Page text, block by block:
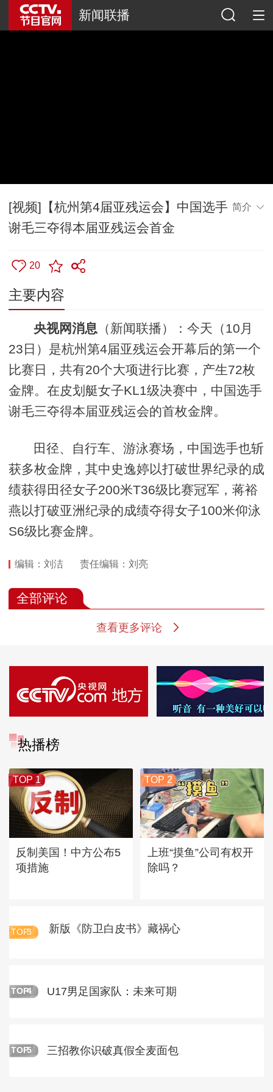
新闻联播
[视频]【杭州第4届亚残运会】中国选手
谢毛三夺得本届亚残运会首金
简介
20
主要内容
央视网消息 （新闻联播）：今天（10月
23日）是杭州第4届亚残运会开幕后的第一个
比赛日，共有20个大项进行比赛，产生72枚
金牌。在皮划艇女子KL1级决赛中，中国选手
谢毛三夺得本届亚残运会的首枚金牌。
田径、自行车、游泳赛场，中国选手也斩
获多枚金牌，其中史逸婷以打破世界纪录的成
绩获得田径女子200米T36级比赛冠军，蒋裕
燕以打破亚洲纪录的成绩夺得女子100米仰泳
S6级比赛金牌。
编辑：刘洁 责任编辑：刘亮
全部评论
查看更多评论
热播榜
TOP 1
反制美国！中方公布5
项措施
TOP 2
上班“摸鱼”公司有权开
除吗？
TOP3 新版《防卫白皮书》藏祸心
TOP4 U17男足国家队：未来可期
TOP5 三招教你识破真假全麦面包